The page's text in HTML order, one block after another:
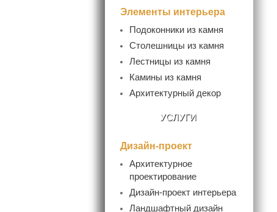
Элементы интерьера
Подоконники из камня
- Гранитные подоконники
Столешницы из камня
Лестницы из камня
- Ступени гранитные
Камины из камня
Архитектурный декор
УСЛУГИ
Дизайн-проект
Архитектурное
проектирование
Дизайн-проект интерьера
Ландшафтный дизайн